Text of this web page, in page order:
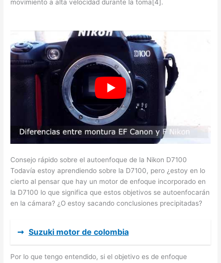
movimiento a alta velocidad durante la toma[4].
Consejo rápido sobre el autoenfoque de la Nikon D7100
Todavía estoy aprendiendo sobre la D7100, pero ¿estoy en lo
cierto al pensar que hay un motor de enfoque incorporado en
la D7100 lo que significa que estos objetivos se autoenfocarán
en la cámara? ¿O estoy sacando conclusiones precipitadas?
➞ Suzuki motor de colombia
Por lo que tengo entendido, si el objetivo es de enfoque